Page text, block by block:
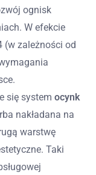
ognisk
W efekcie
(w zależności od
się system ocynk
nakładana na
warstwę
Taki